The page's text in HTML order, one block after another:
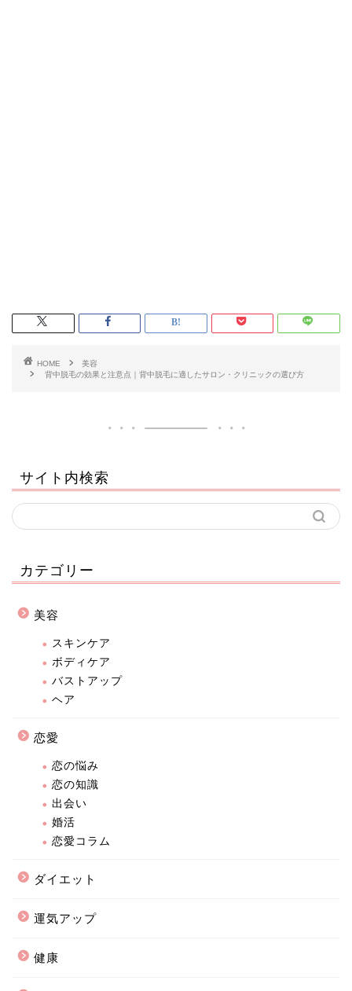
HOME
美容
背中脱毛の効果と注意点｜背中脱毛に適したサロン・クリニックの選び方
サイト内検索
カテゴリー
美容
スキンケア
ボディケア
バストアップ
ヘア
恋愛
恋の悩み
恋の知識
出会い
婚活
恋愛コラム
ダイエット
運気アップ
健康